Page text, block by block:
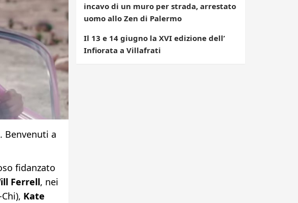
Benvenuti a
fidanzato
Ferrell, nei
Kate
incavo di un muro per strada, arrestato
uomo allo Zen di Palermo
Il 13 e 14 giugno la XVI edizione dell’
Infiorata a Villafrati